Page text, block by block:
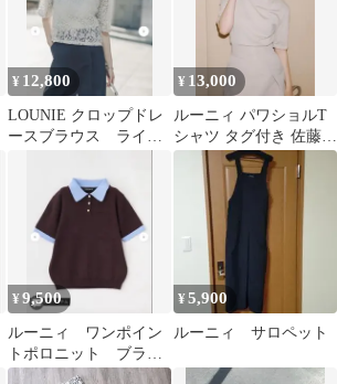
¥ 12,800
LOUNIE クロップドレ
ースブラウス ライト
¥ 13,000
ルーニィ パワショルT
シャツ タグ付き 佐藤佳
菜子 ベージュ 38
LOUNIE
¥9,500
ルーニィ ワンポイン
トポロニット ブラウ
ン✖️ブルー【新品タグ
¥5,900
ルーニィ サロペット